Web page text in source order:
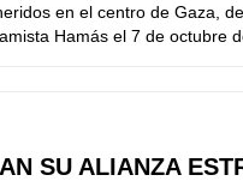
en el centro de Gaza,
Hamás el 7 de octubre
SU ALIANZA